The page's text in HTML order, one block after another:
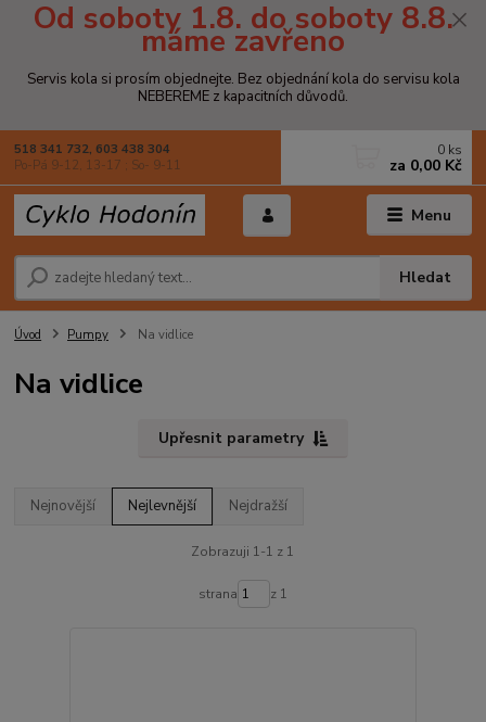
Od soboty 1.8. do soboty 8.8.
máme zavřeno
Servis kola si prosím objednejte. Bez objednání kola do servisu kola
NEBEREME z kapacitních důvodů.
Menu
Hledat
518 341 732, 603 438 304
Po-Pá 9-12, 13-17 ; So- 9-11
0 ks
za 0,00 Kč
Úvod Pumpy Na vidlice
Na vidlice
Upřesnit parametry
Nejnovější Nejlevnější Nejdražší
Zobrazuji 1-1 z 1
strana z 1